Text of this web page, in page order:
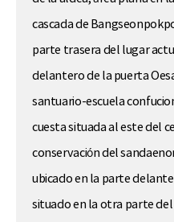
cascada de
parte trasera del lugar
delantero de la puerta
santuario-escuela
cuesta situada al este del
conservación del
ubicado en la parte
situado en la otra parte